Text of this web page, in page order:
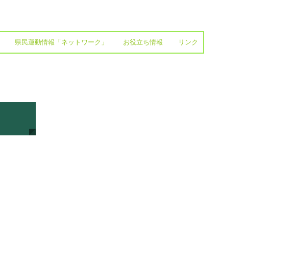
県民運動情報「ネットワーク」 お役立ち情報 リンク